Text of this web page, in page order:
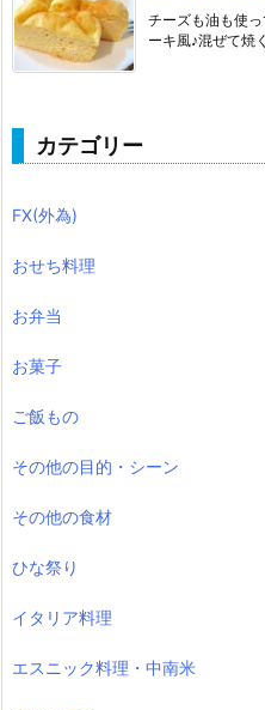
チーズも油も使
ーキ風♪混ぜて焼
カテゴリー
FX(外為)
おせち料理
お弁当
お菓子
ご飯もの
その他の目的・シーン
その他の食材
ひな祭り
イタリア料理
エスニック料理・中南米